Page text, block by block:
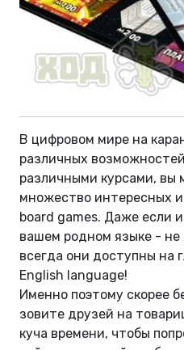
В цифровом мире на
различных
различными курсами, вы
множество интересных
board games. Даже если
вашем родном языке - не
всегда они доступны на
English language!
Именно поэтому скорее
зовите друзей на
куча времени, чтобы